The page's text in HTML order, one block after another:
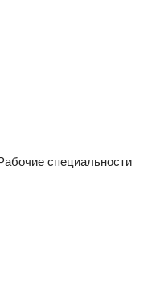
специальности